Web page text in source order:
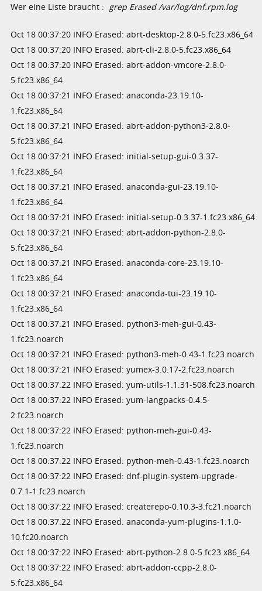
Wer eine Liste braucht : grep Erased /var/log/dnf.rpm.log
Oct 18 00:37:20 INFO Erased: abrt-desktop-2.8.0-5.fc23.x86_64
Oct 18 00:37:20 INFO Erased: abrt-cli-2.8.0-5.fc23.x86_64
Oct 18 00:37:20 INFO Erased: abrt-addon-vmcore-2.8.0-
5.fc23.x86_64
Oct 18 00:37:21 INFO Erased: anaconda-23.19.10-
1.fc23.x86_64
Oct 18 00:37:21 INFO Erased: abrt-addon-python3-2.8.0-
5.fc23.x86_64
Oct 18 00:37:21 INFO Erased: initial-setup-gui-0.3.37-
1.fc23.x86_64
Oct 18 00:37:21 INFO Erased: anaconda-gui-23.19.10-
1.fc23.x86_64
Oct 18 00:37:21 INFO Erased: initial-setup-0.3.37-1.fc23.x86_64
Oct 18 00:37:21 INFO Erased: abrt-addon-python-2.8.0-
5.fc23.x86_64
Oct 18 00:37:21 INFO Erased: anaconda-core-23.19.10-
1.fc23.x86_64
Oct 18 00:37:21 INFO Erased: anaconda-tui-23.19.10-
1.fc23.x86_64
Oct 18 00:37:21 INFO Erased: python3-meh-gui-0.43-
1.fc23.noarch
Oct 18 00:37:21 INFO Erased: python3-meh-0.43-1.fc23.noarch
Oct 18 00:37:21 INFO Erased: yumex-3.0.17-2.fc23.noarch
Oct 18 00:37:22 INFO Erased: yum-utils-1.1.31-508.fc23.noarch
Oct 18 00:37:22 INFO Erased: yum-langpacks-0.4.5-
2.fc23.noarch
Oct 18 00:37:22 INFO Erased: python-meh-gui-0.43-
1.fc23.noarch
Oct 18 00:37:22 INFO Erased: python-meh-0.43-1.fc23.noarch
Oct 18 00:37:22 INFO Erased: dnf-plugin-system-upgrade-
0.7.1-1.fc23.noarch
Oct 18 00:37:22 INFO Erased: createrepo-0.10.3-3.fc21.noarch
Oct 18 00:37:22 INFO Erased: anaconda-yum-plugins-1:1.0-
10.fc20.noarch
Oct 18 00:37:22 INFO Erased: abrt-python-2.8.0-5.fc23.x86_64
Oct 18 00:37:22 INFO Erased: abrt-addon-ccpp-2.8.0-
5.fc23.x86_64